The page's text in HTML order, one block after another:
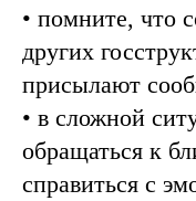
• помните,
других
присылают
• в сложной
обращаться к
справиться с